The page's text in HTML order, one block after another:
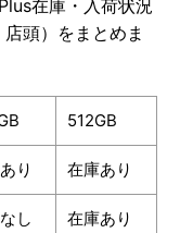
在庫・入荷状況
頭）をまとめま
512GB
り 在庫あり
し 在庫あり